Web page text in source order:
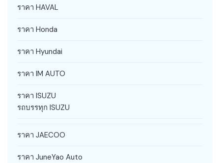
ราคา HAVAL
ราคา Honda
ราคา Hyundai
ราคา IM AUTO
ราคา ISUZU
รถบรรทุก ISUZU
ราคา JAECOO
ราคา JuneYao Auto